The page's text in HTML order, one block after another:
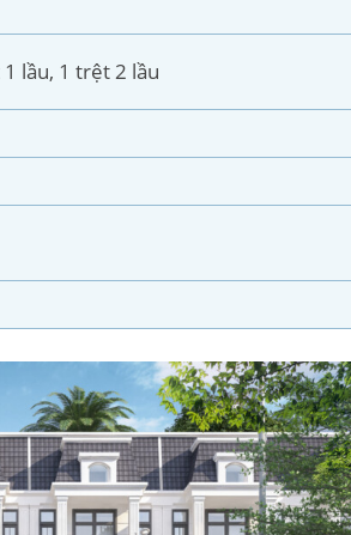
lầu, 1 trệt 2 lầu